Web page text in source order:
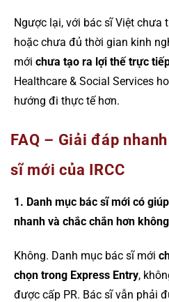
Ngược lại, với bác sĩ Việt chưa
hoặc chưa đủ thời gian kinh
mới chưa tạo ra lợi thế trực
Healthcare & Social Services
hướng đi thực tế hơn.
FAQ – Giải đáp
sĩ mới của IRCC
1. Danh mục bác sĩ mới có
nhanh và chắc chắn hơn
Không. Danh mục bác sĩ mới
chọn trong Express Entry,
được cấp PR. Bác sĩ vẫn phải